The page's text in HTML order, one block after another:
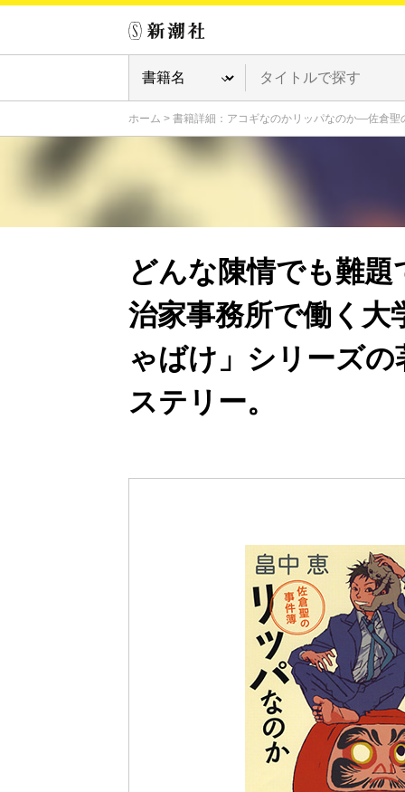
ホーム > 書籍詳細：アコギなのかリッパなのか―佐倉
どんな陳情でも難
治家事務所で働く大
ゃばけ」シリーズ
ステリー。